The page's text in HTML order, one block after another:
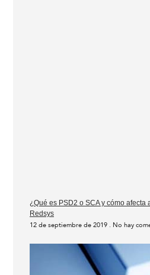
¿Qué es PSD2 o SCA y cómo
Redsys
12 de septiembre de 2019 No hay